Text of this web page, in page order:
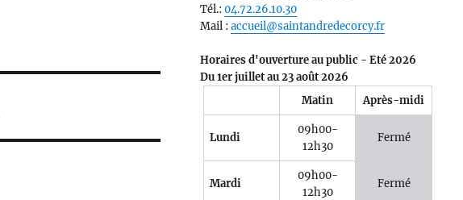
Tél.:04.72.26.10.30
Mail :accueil@saintandredecorcy.fr
Horaires d'ouverture au public - Eté 2026
Du 1er juillet au 23 août 2026
Matin
Après-midi
Lundi
09h00-
12h30
Fermé
Mardi
09h00-
12h30
Fermé